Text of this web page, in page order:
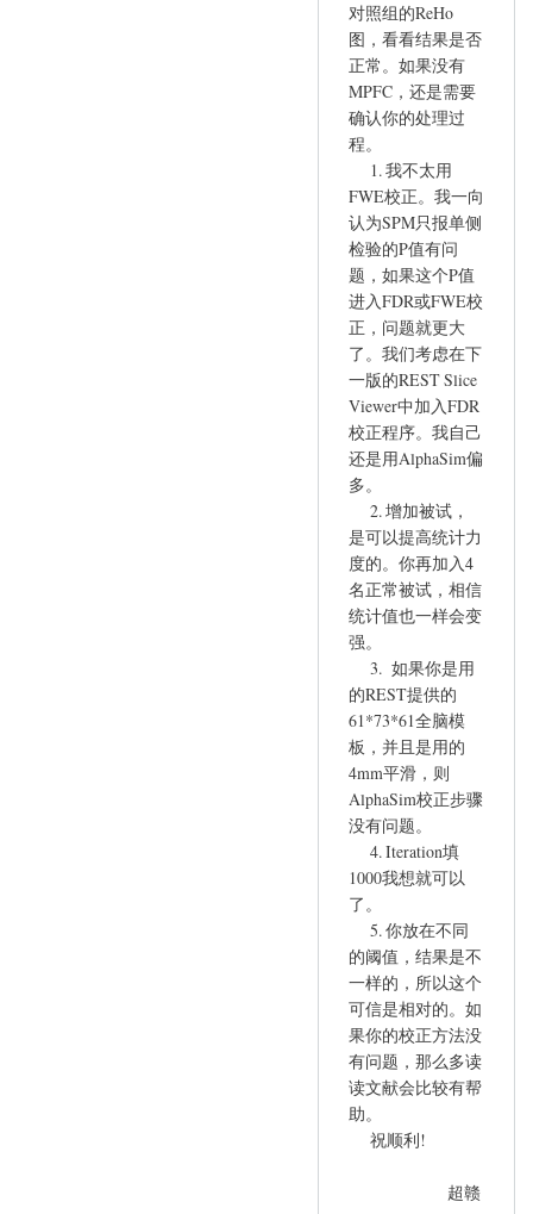
对照组的ReHo
图，看看结果是否
正常。如果没有
MPFC，还是需要
确认你的处理过
程。
1. 我不太用
FWE校正。我一向
认为SPM只报单侧
检验的P值有问
题，如果这个P值
进入FDR或FWE校
正，问题就更大
了。我们考虑在下
一版的REST Slice
Viewer中加入FDR
校正程序。我自己
还是用AlphaSim偏
多。
2. 增加被试，
是可以提高统计力
度的。你再加入4
名正常被试，相信
统计值也一样会变
强。
3. 如果你是用
的REST提供的
61*73*61全脑模
板，并且是用的
4mm平滑，则
AlphaSim校正步骤
没有问题。
4. Iteration填
1000我想就可以
了。
5. 你放在不同
的阈值，结果是不
一样的，所以这个
可信是相对的。如
果你的校正方法没
有问题，那么多读
读文献会比较有帮
助。
祝顺利!
超赣